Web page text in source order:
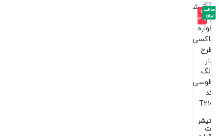
-3
3%
تیشر
ت
ساخت
ایران